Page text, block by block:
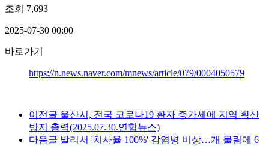
조회 7,693
2025-07-30 00:00
바로가기
https://n.news.naver.com/mnews/article/079/0004050579
이전글 울산시, 전국 코로나19 환자 증가세에 지역 확산
방지 총력(2025.07.30.연합뉴스)
다음글 발리서 '치사율 100%' 감염병 비상…개 물림에 6